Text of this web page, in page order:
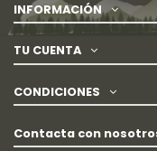
INFORMACIÓN
TU CUENTA
CONDICIONES
Contacta con